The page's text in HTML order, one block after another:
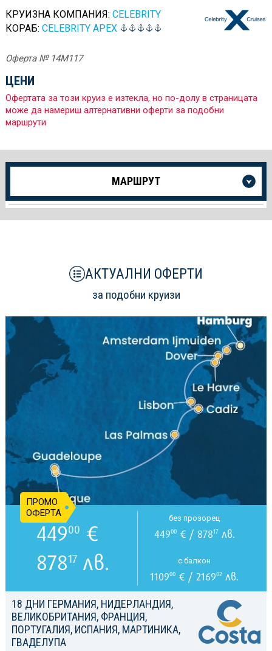
КРУИЗНА КОМПАНИЯ: CELEBRITY
КОРАБ: CELEBRITY APEX
Оферта № 14M117
ЦЕНИ
Офертата за този круиз е изтекла, но по-долу в страницата
може да намериш алтернативни оферти за подобни
маршрути
Още
за
Круиза
МАРШРУТ
АКТУАЛНИ ОФЕРТИ
за подобни круизи
18 ДНИ ГЕРМАНИЯ, НИДЕРЛАНДИЯ,
ВЕЛИКОБРИТАНИЯ, ФРАНЦИЯ,
ПОРТУГАЛИЯ, ИСПАНИЯ, МАРТИНИКА,
ГВАДЕЛУПА
44900 €
87817лв.
ПРОМО
ОФЕРТА
без прозорец
44900€ / 87817лв.
с балкон
110900 € / 216902 лв.